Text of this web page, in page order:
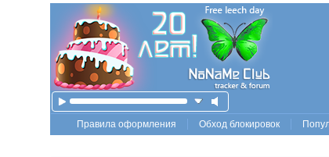
Правила оформления Обход блокировок